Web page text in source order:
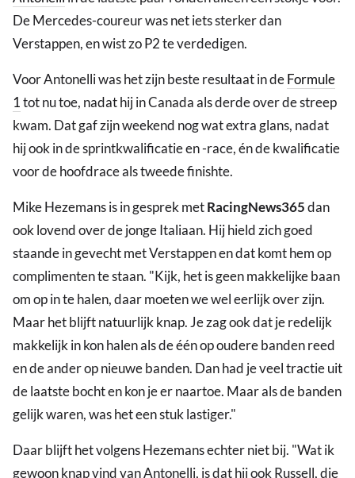
De Mercedes-coureur was net iets sterker dan
Verstappen, en wist zo P2 te verdedigen.
Voor Antonelli was het zijn beste resultaat in deFormule
1tot nu toe, nadat hij in Canada als derde over de streep
kwam. Dat gaf zijn weekend nog wat extra glans, nadat
hij ook in de sprintkwalificatie en -race, én de kwalificatie
voor de hoofdrace als tweede finishte.
Mike Hezemans is in gesprek metRacingNews365dan
ook lovend over de jonge Italiaan. Hij hield zich goed
staande in gevecht met Verstappen en dat komt hem op
complimenten te staan. "Kijk, het is geen makkelijke baan
om op in te halen, daar moeten we wel eerlijk over zijn.
Maar het blijft natuurlijk knap. Je zag ook dat je redelijk
makkelijk in kon halen als de één op oudere banden reed
en de ander op nieuwe banden. Dan had je veel tractie uit
de laatste bocht en kon je er naartoe. Maar als de banden
gelijk waren, was het een stuk lastiger."
Daar blijft het volgens Hezemans echter niet bij. "Wat ik
gewoon knap vind van Antonelli, is dat hij ook Russell, die